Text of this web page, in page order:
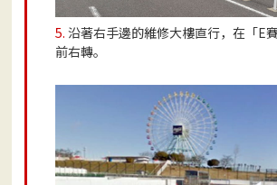
5. 沿著右手邊的維修大樓直行，在「E
前右轉。